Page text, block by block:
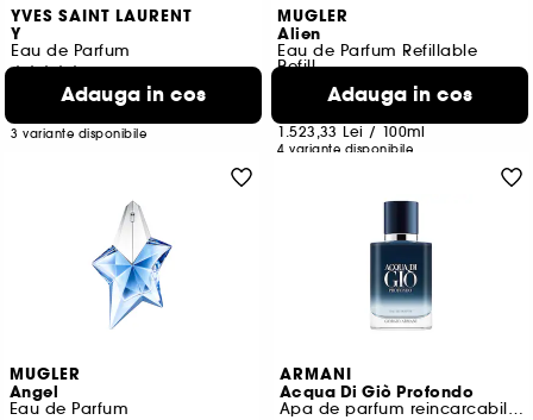
YVES SAINT LAURENT
Y
Eau de Parfum
6252
600,00 Lei
3 variante disponibile
Adauga in cos
MUGLER
Alien
Eau de Parfum Refillable
Refill
457,00 Lei
1.523,33 Lei / 100ml
4 variante disponibile
Adauga in cos
MUGLER
Angel
Eau de Parfum
ARMANI
Acqua Di Giò Profondo
Apa de parfum reincarcabila barbati